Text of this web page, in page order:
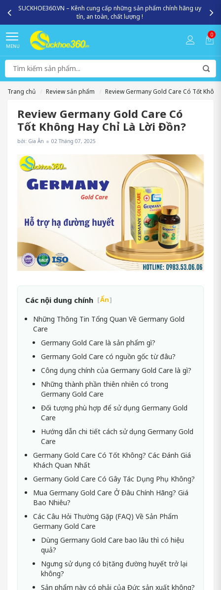
SUCKHOE360.VN – Kênh cung cấp những sản phẩm chính hãng uy
tín, an toàn, chất lượng !
MENU
0
Trang chủ Review sản phẩm Review Germany Gold Care Có Tốt
Review Germany Gold Care Có
Tốt Không Hay Chỉ Là Lời Đồn?
bởi: Gia Ân 02 Tháng 07, 2025
Các nội dung chính [Ẩn]
Những Thông Tin Tổng Quan Về Germany Gold
Care
Germany Gold Care là sản phẩm gì?
Germany Gold Care có nguồn gốc từ đâu?
Công dụng chính của Germany Gold Care là gì?
Những thành phần thiên nhiên có trong
Germany Gold Care
Đối tượng phù hợp để sử dụng Germany Gold
Care
Hướng dẫn chi tiết cách sử dụng Germany Gold
Care
Germany Gold Care Có Tốt Không? Các Đánh Giá
Khách Quan Nhất
Germany Gold Care Có Gây Tác Dụng Phụ Không?
Mua Germany Gold Care Ở Đâu Chính Hãng? Giá
Bao Nhiêu?
Các Câu Hỏi Thường Gặp (FAQ) Về Sản Phẩm
Germany Gold Care
Dùng Germany Gold Care bao lâu thì có hiệu
quả?
Ngưng sử dụng có bị tăng đường huyết trở lại
không?
Sản phẩm này có phải của Đức sản xuất không?